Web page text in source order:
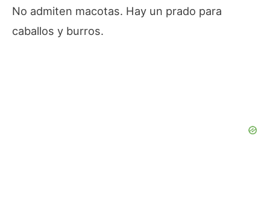
No admiten macotas. Hay un prado para
caballos y burros.